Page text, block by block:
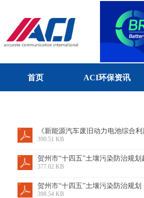
首页 ACI环保资讯
《新能源汽车废旧动力电池综合
390.51 KB
贺州市“十四五”土壤污染防治规划
377.02 KB
贺州市“十四五”土壤污染防治规
398.54 KB